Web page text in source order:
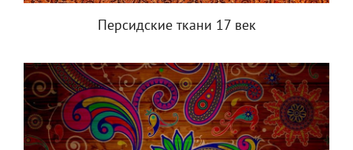
Персидские ткани 17 век